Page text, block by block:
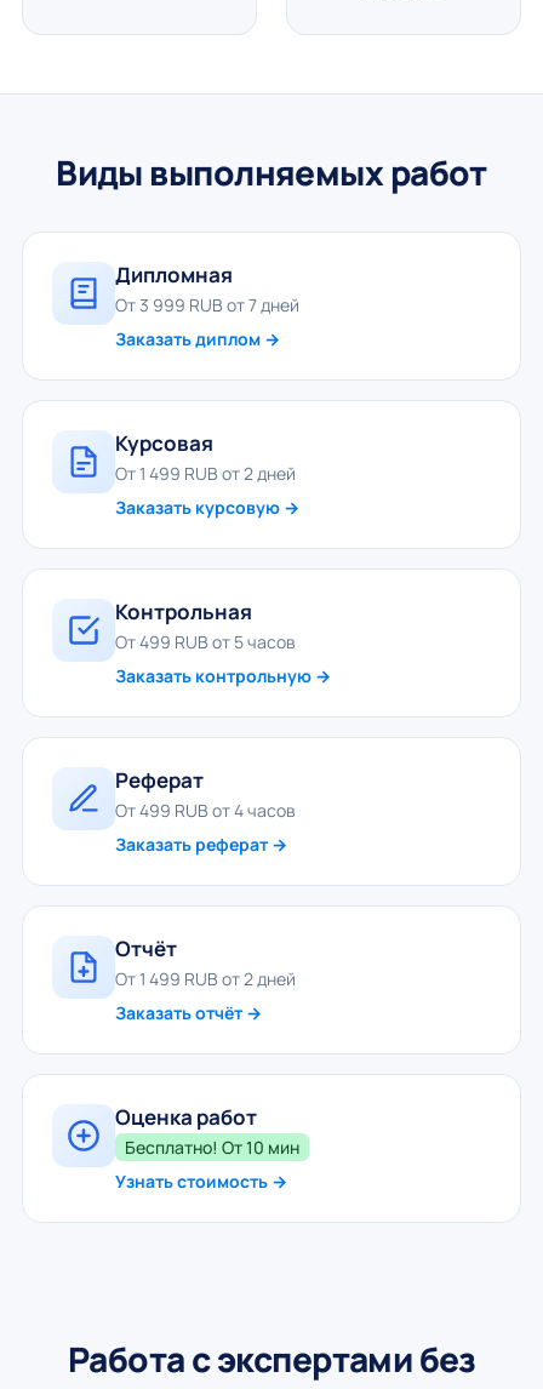
Виды выполняемых работ
Дипломная
От 3 999 RUB от 7 дней
Заказать диплом →
Курсовая
От 1 499 RUB от 2 дней
Заказать курсовую →
Контрольная
От 499 RUB от 5 часов
Заказать контрольную →
Реферат
От 499 RUB от 4 часов
Заказать реферат →
Отчёт
От 1 499 RUB от 2 дней
Заказать отчёт →
Оценка работ
Бесплатно! От 10 мин
Узнать стоимость →
Работа с экспертами без